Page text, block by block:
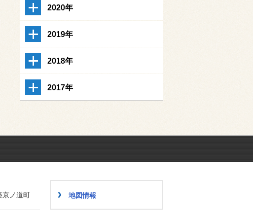
2020年
2019年
2018年
2017年
京ノ道町
地図情報